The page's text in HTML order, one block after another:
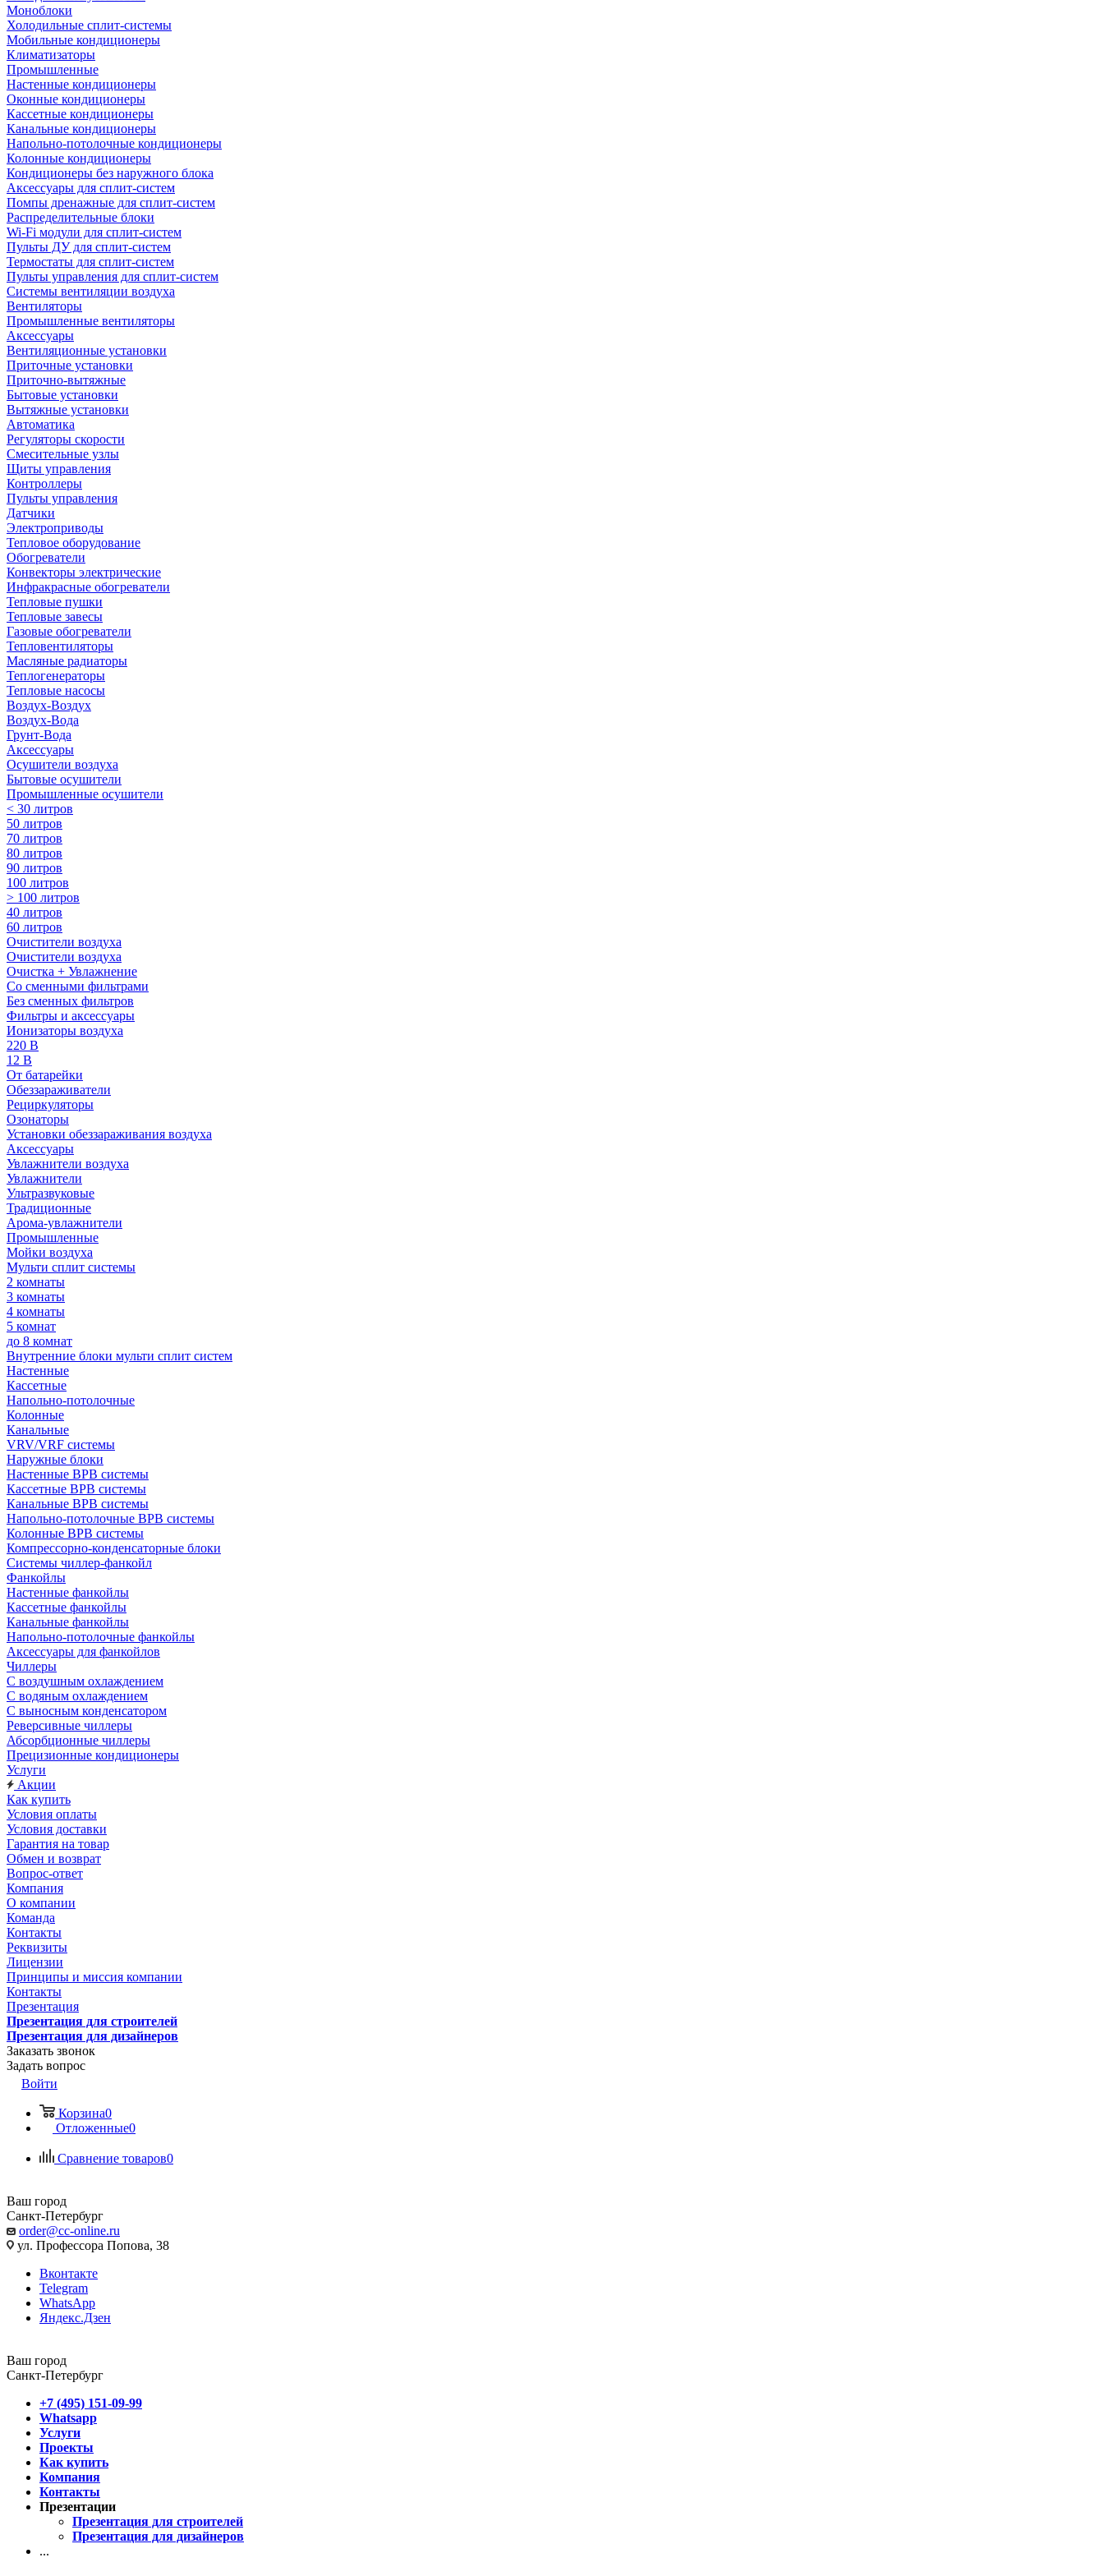
Моноблоки
Холодильные сплит-системы
Мобильные кондиционеры
Климатизаторы
Промышленные
Настенные кондиционеры
Оконные кондиционеры
Кассетные кондиционеры
Канальные кондиционеры
Напольно-потолочные кондиционеры
Колонные кондиционеры
Кондиционеры без наружного блока
Аксессуары для сплит-систем
Помпы дренажные для сплит-систем
Распределительные блоки
Wi-Fi модули для сплит-систем
Пульты ДУ для сплит-систем
Термостаты для сплит-систем
Пульты управления для сплит-систем
Системы вентиляции воздуха
Вентиляторы
Промышленные вентиляторы
Аксессуары
Вентиляционные установки
Приточные установки
Приточно-вытяжные
Бытовые установки
Вытяжные установки
Автоматика
Регуляторы скорости
Смесительные узлы
Щиты управления
Контроллеры
Пульты управления
Датчики
Электроприводы
Тепловое оборудование
Обогреватели
Конвекторы электрические
Инфракрасные обогреватели
Тепловые пушки
Тепловые завесы
Газовые обогреватели
Тепловентиляторы
Масляные радиаторы
Теплогенераторы
Тепловые насосы
Воздух-Воздух
Воздух-Вода
Грунт-Вода
Аксессуары
Осушители воздуха
Бытовые осушители
Промышленные осушители
< 30 литров
50 литров
70 литров
80 литров
90 литров
100 литров
> 100 литров
40 литров
60 литров
Очистители воздуха
Очистители воздуха
Очистка + Увлажнение
Cо сменными фильтрами
Без сменных фильтров
Фильтры и аксессуары
Ионизаторы воздуха
220 В
12 В
От батарейки
Обеззараживатели
Рециркуляторы
Озонаторы
Установки обеззараживания воздуха
Аксессуары
Увлажнители воздуха
Увлажнители
Ультразвуковые
Традиционные
Арома-увлажнители
Промышленные
Мойки воздуха
Мульти сплит системы
2 комнаты
3 комнаты
4 комнаты
5 комнат
до 8 комнат
Внутренние блоки мульти сплит систем
Настенные
Кассетные
Напольно-потолочные
Колонные
Канальные
VRV/VRF системы
Наружные блоки
Настенные ВРВ системы
Кассетные ВРВ системы
Канальные ВРВ системы
Напольно-потолочные ВРВ системы
Колонные ВРВ системы
Компрессорно-конденсаторные блоки
Системы чиллер-фанкойл
Фанкойлы
Настенные фанкойлы
Кассетные фанкойлы
Канальные фанкойлы
Напольно-потолочные фанкойлы
Аксессуары для фанкойлов
Чиллеры
С воздушным охлаждением
С водяным охлаждением
С выносным конденсатором
Реверсивные чиллеры
Абсорбционные чиллеры
Прецизионные кондиционеры
Услуги
Акции
Как купить
Условия оплаты
Условия доставки
Гарантия на товар
Обмен и возврат
Вопрос-ответ
Компания
О компании
Команда
Контакты
Реквизиты
Лицензии
Принципы и миссия компании
Контакты
Презентация
Презентация для строителей
Презентация для дизайнеров
Заказать звонок
Задать вопрос
Войти
Корзина0
Отложенные0
Сравнение товаров0
Ваш город
Санкт-Петербург
order@cc-online.ru
ул. Профессора Попова, 38
Вконтакте
Telegram
WhatsApp
Яндекс.Дзен
Ваш город
Санкт-Петербург
+7 (495) 151-09-99
Whatsapp
Услуги
Проекты
Как купить
Компания
Контакты
Презентации
Презентация для строителей
Презентация для дизайнеров
...